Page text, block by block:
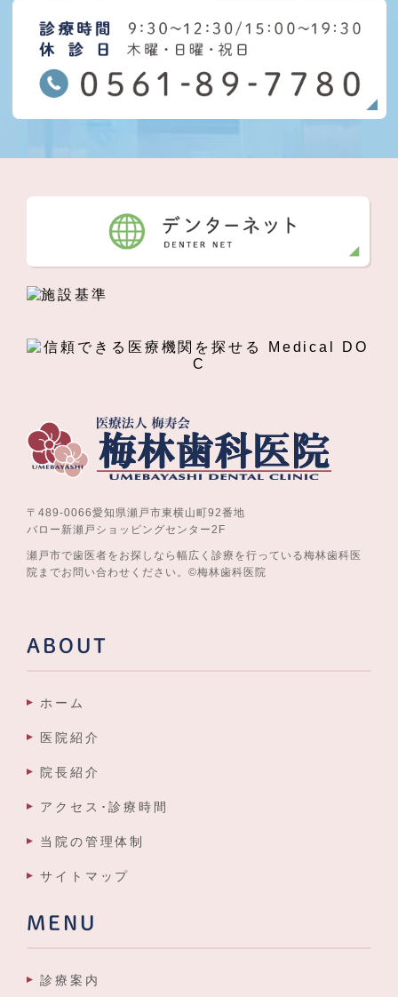
〒489-0066愛知県瀬戸市東横山町92番地
バロー新瀬戸ショッピングセンター2F
瀬戸市で歯医者をお探しなら幅広く診療を行っている梅林歯科医
院までお問い合わせください。©梅林歯科医院
ABOUT
ホーム
医院紹介
院長紹介
アクセス･診療時間
当院の管理体制
サイトマップ
MENU
診療案内